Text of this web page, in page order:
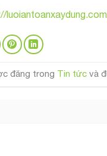
đăng trong Tin tức và